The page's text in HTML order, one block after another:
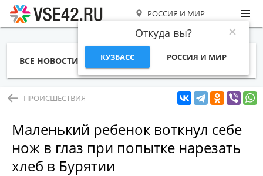
РОССИЯ И МИР
Откуда вы?
КУЗБАСС РОССИЯ И МИР
ВСЕ НОВОСТИ СТАТЬИ ТЕМЫ ФОТО
ПРОИСШЕСТВИЯ
Маленький ребенок воткнул себе
нож в глаз при попытке нарезать
хлеб в Бурятии